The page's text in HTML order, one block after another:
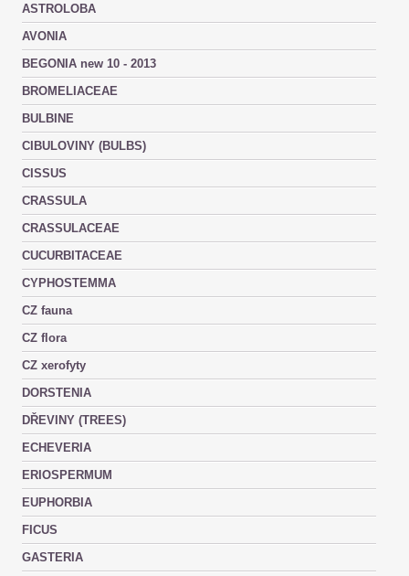
ASTROLOBA
AVONIA
BEGONIA new 10 - 2013
BROMELIACEAE
BULBINE
CIBULOVINY (BULBS)
CISSUS
CRASSULA
CRASSULACEAE
CUCURBITACEAE
CYPHOSTEMMA
CZ fauna
CZ flora
CZ xerofyty
DORSTENIA
DŘEVINY (TREES)
ECHEVERIA
ERIOSPERMUM
EUPHORBIA
FICUS
GASTERIA